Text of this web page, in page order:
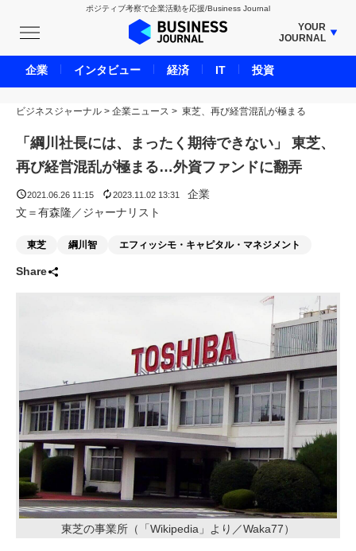
ポジティブ考察で企業活動を応援/Business Journal
YOUR
JOURNAL
BUSINESS JOURNAL
UNICORN JOURNAL
CARBON CREDITS JOURNAL
IVS JOURNAL
ENERGY MANAGEMENT JOURNAL
LIFE ENDING JOURNAL
ビジネスジャーナル > 企業ニュース > 東芝、再び経営混乱が極まる
「綱川社長には、まったく期待できない」 東芝、
再び経営混乱が極まる…外資ファンドに翻弄
2021.06.26 11:15 2023.11.02 13:31
企業
文＝有森隆／ジャーナリスト
東芝 綱川智 エフィッシモ・キャピタル・マネジメント
Share
東芝の事業所（「Wikipedia」より／Waka77）
企業 インタビュー 経済 IT 投資